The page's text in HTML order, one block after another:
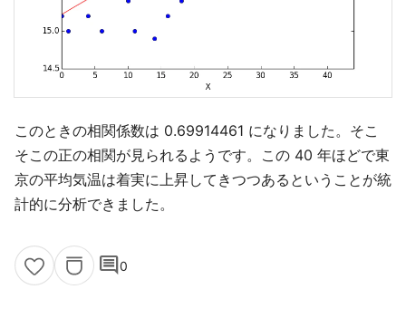
このときの相関係数は 0.69914461 になりました。そこ
そこの正の相関が見られるようです。この 40 年ほどで東
京の平均気温は着実に上昇してきつつあるということが統
計的に分析できました。
comment0